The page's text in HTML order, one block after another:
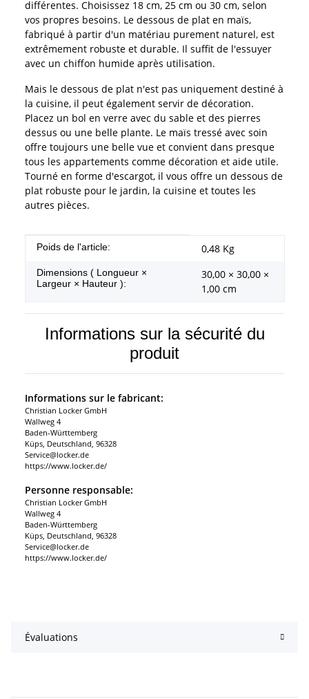
différentes. Choisissez 18 cm, 25 cm ou 30 cm, selon
vos propres besoins. Le dessous de plat en maïs,
fabriqué à partir d'un matériau purement naturel, est
extrêmement robuste et durable. Il suffit de l'essuyer
avec un chiffon humide après utilisation.
Mais le dessous de plat n'est pas uniquement destiné à
la cuisine, il peut également servir de décoration.
Placez un bol en verre avec du sable et des pierres
dessus ou une belle plante. Le maïs tressé avec soin
offre toujours une belle vue et convient dans presque
tous les appartements comme décoration et aide utile.
Tourné en forme d'escargot, il vous offre un dessous de
plat robuste pour le jardin, la cuisine et toutes les
autres pièces.
#productDetails.itemInformation#
#productDetails.itemValue#
Poids de l'article: 0,48 Kg
Dimensions ( Longueur ×
Largeur × Hauteur ):
30,00 × 30,00 ×
1,00 cm
Informations sur la sécurité du
produit
Informations sur le fabricant:
Christian Locker GmbH
Wallweg 4
Baden-Württemberg
Küps, Deutschland, 96328
Service@locker.de
https://www.locker.de/
Personne responsable:
Christian Locker GmbH
Wallweg 4
Baden-Württemberg
Küps, Deutschland, 96328
Service@locker.de
https://www.locker.de/
Évaluations